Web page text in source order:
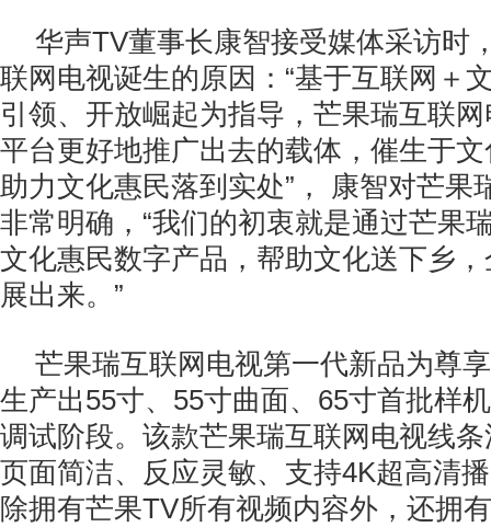
华声TV董事长康智接受媒体采访时
联网电视诞生的原因：“基于互联网＋
引领、开放崛起为指导，芒果瑞互联
平台更好地推广出去的载体，催生于
助力文化惠民落到实处”， 康智对芒果
非常明确，“我们的初衷就是通过芒果
文化惠民数字产品，帮助文化送下乡
展出来。”
芒果瑞互联网电视第一代新品为尊
生产出55寸、55寸曲面、65寸首批样
调试阶段。该款芒果瑞互联网电视线
页面简洁、反应灵敏、支持4K超高清
除拥有芒果TV所有视频内容外，还拥